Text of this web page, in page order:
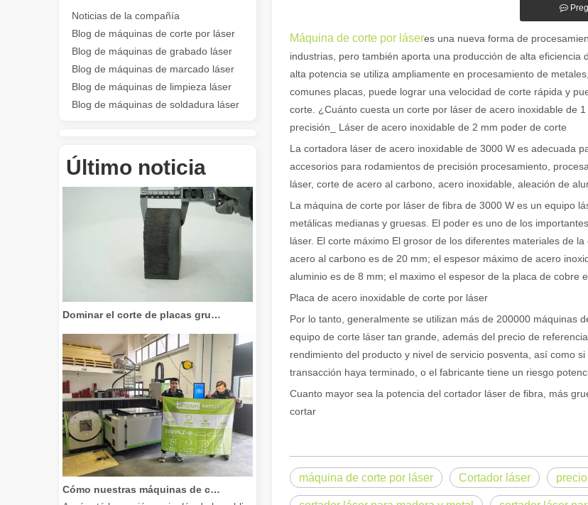
Noticias de la compañía
Blog de máquinas de corte por láser
Blog de máquinas de grabado láser
Blog de máquinas de marcado láser
Blog de máquinas de limpieza láser
Blog de máquinas de soldadura láser
Último noticia
Las versátiles Aplicacion S y las características sobresalientes de las máquinas de marcado láser en la
Aquí está la versión en inglés de la publicación del blog, adaptada a una audiencia internacional manteniendo el
Máquina de corte por láseres una nueva forma de
industrias, pero también aporta una producción de alta
alta potencia se utiliza ampliamente en procesamiento de
comunes placas, puede lograr una velocidad de corte rápida y
corte. ¿Cuánto cuesta un corte por láser de acero inoxidable de
precisión_ Láser de acero inoxidable de 2 mm poder de corte
La cortadora láser de acero inoxidable de 3000 W es adecuada
accesorios para rodamientos de precisión procesamiento,
láser, corte de acero al carbono, acero inoxidable, aleación de
La máquina de corte por láser de fibra de 3000 W es un equipo
metálicas medianas y gruesas. El poder es uno de los
láser. El corte máximo El grosor de los diferentes materiales de
acero al carbono es de 20 mm; el espesor máximo de acero
aluminio es de 8 mm; el maximo el espesor de la placa de cobre
Placa de acero inoxidable de corte por láser
Por lo tanto, generalmente se utilizan más de 200000 máquinas
equipo de corte láser tan grande, además del precio de
rendimiento del producto y nivel de servicio posventa, así como
transacción haya terminado, o el fabricante tiene un riesgo
Cuanto mayor sea la potencia del cortador láser de fibra, más
cortar
máquina de corte por láser Cortador láser